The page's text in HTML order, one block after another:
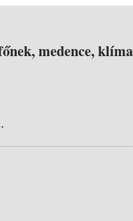
medence,